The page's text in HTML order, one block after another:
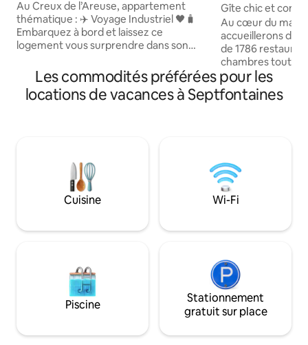
Industriel ✈️🖤
Au Creux de l’Areuse, appartement
thématique : ✈️ Voyage Industriel 🖤🧳
Embarquez à bord et laissez ce
logement vous surprendre dans son
vous permettre de vous reposer à
proximité de nombreuses activités dans
la région du Val-de-Travers.🌳🏘 : 50m
l’Areuse 🏞 7km du Creux du Van 📸🇨🇭
23km de la ville de Neuchâtel🏢🌃
ille
Gîte chic et
Au cœur du
accueillerons
de 1786
chambres tout
un séjour avec
société et
salle de fitness.
dans la même
du gîte. Entre
Les commodités préférées pour les
locations de vacances à Septfontaines
Cuisine Wi-Fi
Piscine
Stationnement
gratuit sur place